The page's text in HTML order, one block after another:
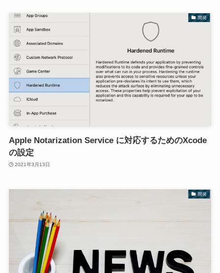
開発
Apple Notarization Service に対応するためのXcode
の設定
2021年3月13日
開発